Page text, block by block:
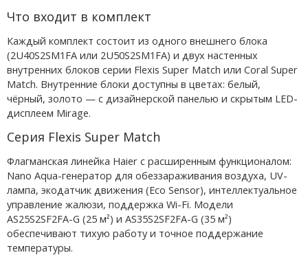
Что входит в комплект
Каждый комплект состоит из одного внешнего блока
(2U40S2SM1FA или 2U50S2SM1FA) и двух настенных
внутренних блоков серии Flexis Super Match или Coral Super
Match. Внутренние блоки доступны в цветах: белый,
чёрный, золото — с дизайнерской панелью и скрытым LED-
дисплеем Mirage.
Серия Flexis Super Match
Флагманская линейка Haier с расширенным функционалом:
Nano Aqua-генератор для обеззараживания воздуха, UV-
лампа, экодатчик движения (Eco Sensor), интеллектуальное
управление жалюзи, поддержка Wi-Fi. Модели
AS25S2SF2FA-G (25 м²) и AS35S2SF2FA-G (35 м²)
обеспечивают тихую работу и точное поддержание
температуры.